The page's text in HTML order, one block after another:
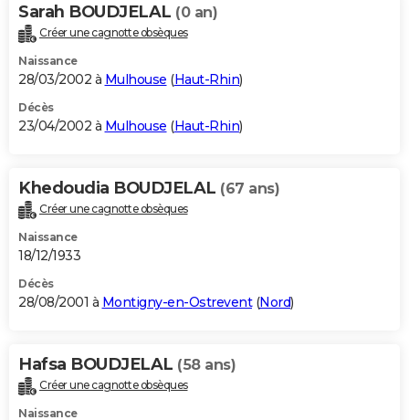
Sarah BOUDJELAL (0 an)
Créer une cagnotte obsèques
Naissance
28/03/2002 à Mulhouse (Haut-Rhin)
Décès
23/04/2002 à Mulhouse (Haut-Rhin)
Khedoudia BOUDJELAL (67 ans)
Créer une cagnotte obsèques
Naissance
18/12/1933
Décès
28/08/2001 à Montigny-en-Ostrevent(Nord)
Hafsa BOUDJELAL (58 ans)
Créer une cagnotte obsèques
Naissance